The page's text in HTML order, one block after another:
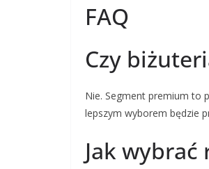
FAQ
Czy
Nie. Segment premium to
lepszym wyborem będzie
Jak